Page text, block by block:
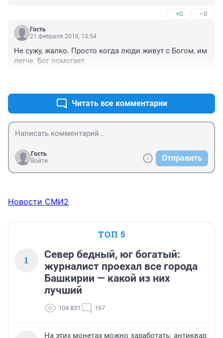
+0 –0
Гость
21 февраля 2018, 13:54
Не сужу, жалко. Просто когда люди живут с Богом, им
легче. Бог помогает
Читать все комментарии
Гость
Войти
Отправить
Новости СМИ2
ТОП 5
1
Север бедный, юг богатый:
журналист проехал все города
Башкирии — какой из них
лучший
104 831 167
На этих монетах можно заработать: антиквар